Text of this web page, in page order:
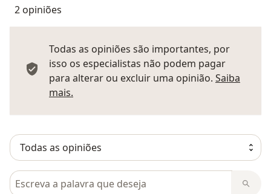
2 opiniões
Todas as opiniões são importantes, por
isso os especialistas não podem pagar
para alterar ou excluir uma opinião. Saiba
mais.
Pesquisar em opiniões